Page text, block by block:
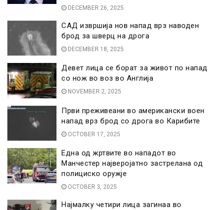
DECEMBER 26, 2025
САД извршија нов напад врз наводен
брод за шверц на дрога
DECEMBER 18, 2025
Девет лица се борат за живот по напад
со нож во воз во Англија
NOVEMBER 2, 2025
Први преживеани во американски воен
напад врз брод со дрога во Карибите
OCTOBER 17, 2025
Една од жртвите во нападот во
Манчестер најверојатно застрелана од
полициско оружје
OCTOBER 3, 2025
Најмалку четири лица загинаа во